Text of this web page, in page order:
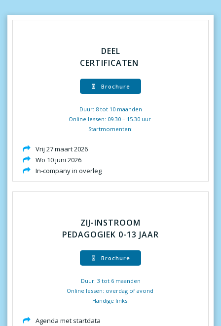
DEEL
CERTIFICATEN
Brochure
Duur: 8 tot 10 maanden
Online lessen: 09.30 – 15.30 uur
Startmomenten:
Vrij 27 maart 2026
Wo 10 juni 2026
In-company in overleg
ZIJ-INSTROOM
PEDAGOGIEK 0-13 JAAR
Brochure
Duur: 3 tot 6 maanden
Online lessen: overdag of avond
Handige links:
Agenda met startdata